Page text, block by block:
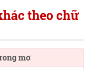
theo chữ
mơ